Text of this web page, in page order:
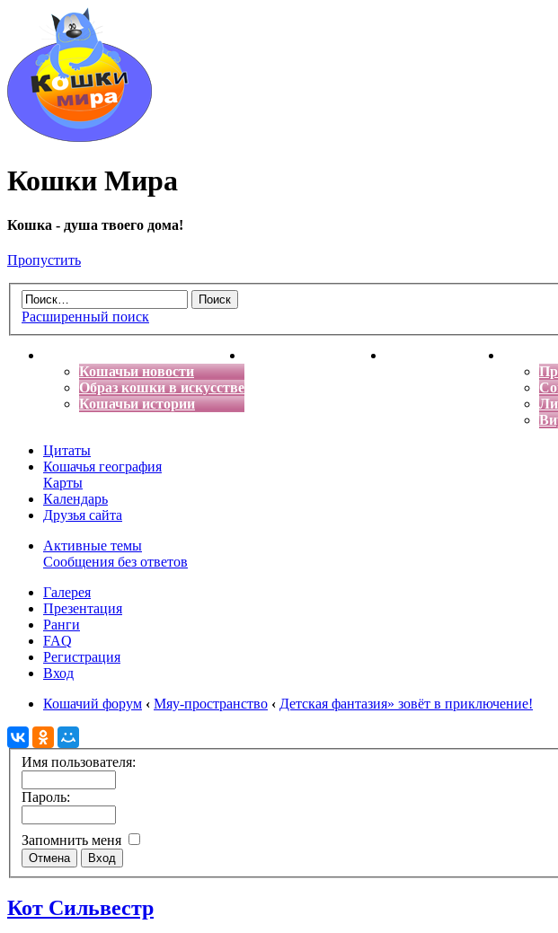
Кошки Мира
Кошка - душа твоего дома!
Пропустить
Расширенный поиск
Кошачьи новости
Образ кошки в искусстве
Кошачьи истории
Энциклопедия кошек Детская фантазия
Цитаты
Кошачья география
Карты
Календарь
Друзья сайта
Активные темы
Сообщения без ответов
Галерея
Презентация
Ранги
FAQ
Регистрация
Вход
Кошачий форум ‹ Мяу-пространство ‹ Детская фантазия» зовёт в приключение!
Имя пользователя:
Пароль:
Запомнить меня
Кот Сильвестр